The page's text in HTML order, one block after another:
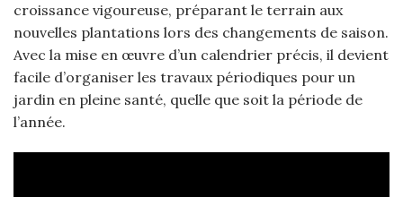
croissance vigoureuse, préparant le terrain aux
nouvelles plantations lors des changements de saison.
Avec la mise en œuvre d’un calendrier précis, il devient
facile d’organiser les travaux périodiques pour un
jardin en pleine santé, quelle que soit la période de
l’année.